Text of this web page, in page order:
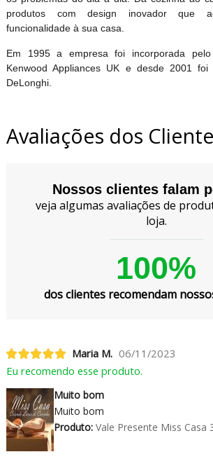
produtos com design inovador que
funcionalidade à sua casa.
Em 1995 a empresa foi incorporada pelo
Kenwood Appliances UK e desde 2001
DeLonghi.
Avaliações dos
Nossos clientes falam
veja algumas avaliações de
loja.
100%
dos clientes recomendam
Maria M. 06/11/2023
Eu recomendo esse produto.
Muito bom
Muito bom
Produto:Vale Presente Miss Casa